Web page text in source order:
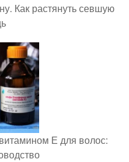
Как растянуть севшую
Е для волос: